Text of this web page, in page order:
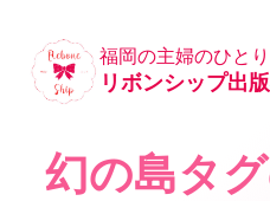
福岡の主婦のひと
リボンシップ出
幻の島タ